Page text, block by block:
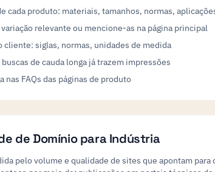
cada produto: materiais, tamanhos, normas,
relevante ou mencione-as na página principal
cliente: siglas, normas, unidades de medida
de cauda longa já trazem impressões
nas FAQs das páginas de produto
de Domínio para Indústria
pelo volume e qualidade de sites que apontam